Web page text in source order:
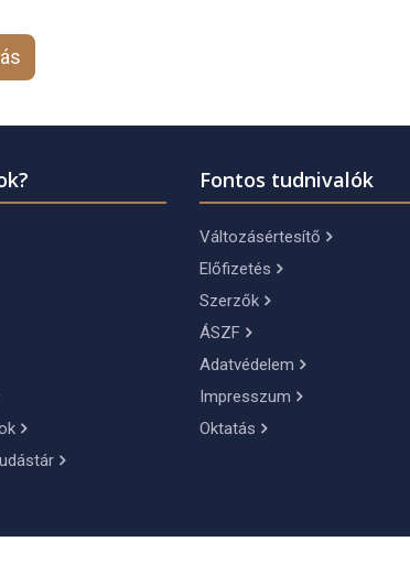
Fontos tudnivalók
Változásértesítő
Előfizetés
Szerzők
ÁSZF
Adatvédelem
Impresszum
Oktatás